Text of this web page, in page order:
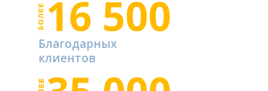
Благодарных
клиентов